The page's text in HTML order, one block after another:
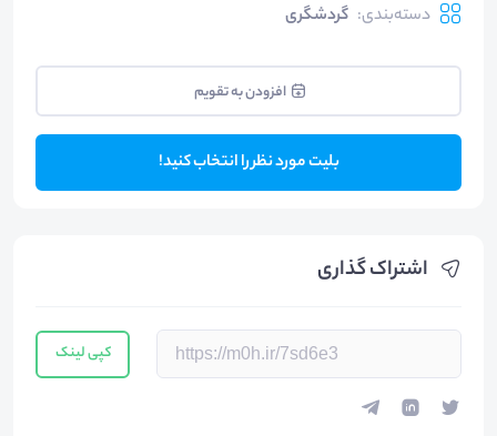
دسته‌بندی: گردشگری
افزودن به تقویم
بلیت مورد نظر را انتخاب کنید!
اشتراک گذاری
کپی لینک